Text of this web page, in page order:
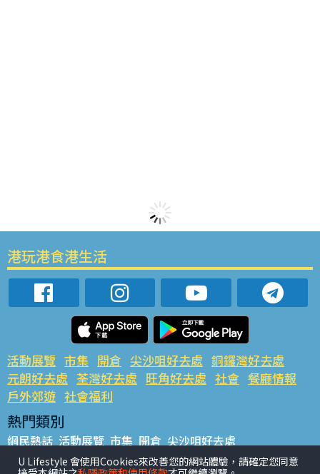
港玩港食港生活
活動展覽 市集 開倉 尖沙咀好去處 銅鑼灣好去處
元朗好去處 荃灣好去處 旺角好去處 社會 餐廳情報
戶外郊遊 社會福利
熱門類別
網民熱話 活動展覽 市集 開倉 尖沙咀好去處
銅鑼灣好去處 元朗好去處 荃灣好去處 旺角好去處 社會
U Lifestyle 會使用Cookies來改善您的網站體驗，請確定您同意